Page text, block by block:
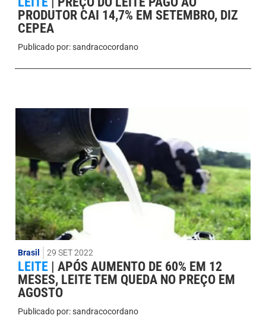
PRODUTOR CAI 14,7% EM SETEMBRO, DIZ
CEPEA
Publicado por:sandracocordano
Brasil 29 SET 2022
LEITE | APÓS AUMENTO DE 60% EM 12
MESES, LEITE TEM QUEDA NO PREÇO EM
AGOSTO
Publicado por:sandracocordano